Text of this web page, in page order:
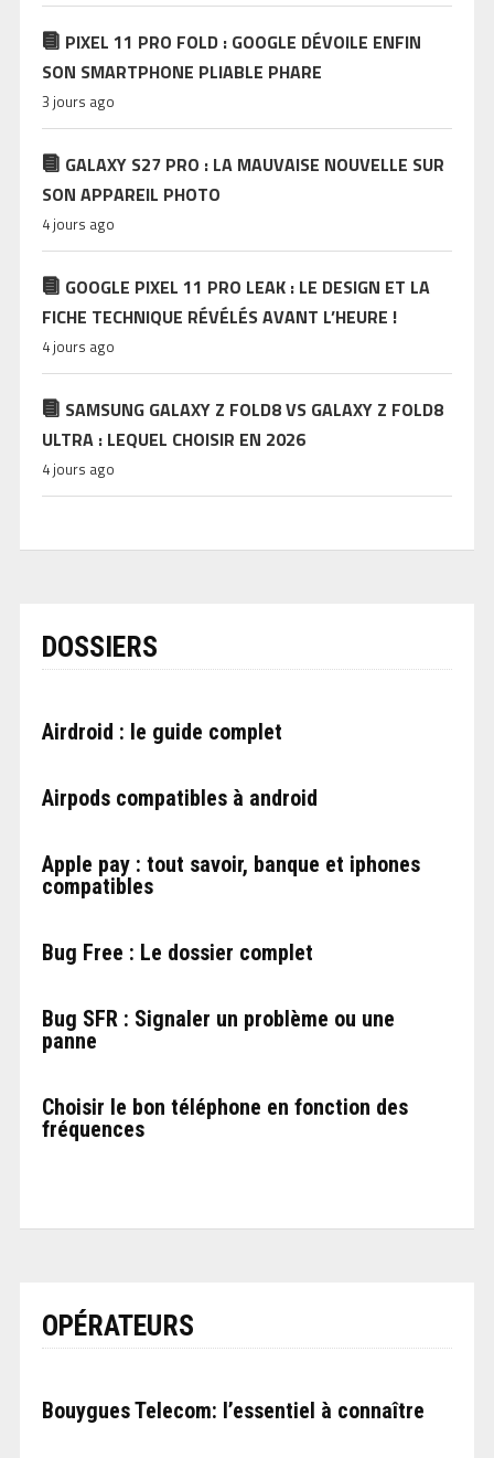
PIXEL 11 PRO FOLD : GOOGLE DÉVOILE ENFIN
SON SMARTPHONE PLIABLE PHARE
3 jours ago
GALAXY S27 PRO : LA MAUVAISE NOUVELLE SUR
SON APPAREIL PHOTO
4 jours ago
GOOGLE PIXEL 11 PRO LEAK : LE DESIGN ET LA
FICHE TECHNIQUE RÉVÉLÉS AVANT L’HEURE !
4 jours ago
SAMSUNG GALAXY Z FOLD8 VS GALAXY Z FOLD8
ULTRA : LEQUEL CHOISIR EN 2026
4 jours ago
DOSSIERS
Airdroid : le guide complet
Airpods compatibles à android
Apple pay : tout savoir, banque et iphones
compatibles
Bug Free : Le dossier complet
Bug SFR : Signaler un problème ou une
panne
Choisir le bon téléphone en fonction des
fréquences
OPÉRATEURS
Bouygues Telecom: l’essentiel à connaître